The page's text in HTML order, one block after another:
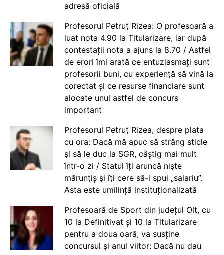
adresă oficială
Profesorul Petruț Rizea: O profesoară a
luat nota 4.90 la Titularizare, iar după
contestații nota a ajuns la 8.70 / Astfel
de erori îmi arată ce entuziasmați sunt
profesorii buni, cu experiență să vină la
corectat și ce resurse financiare sunt
alocate unui astfel de concurs
important
Profesorul Petruț Rizea, despre plata
cu ora: Dacă mă apuc să strâng sticle
și să le duc la SGR, câștig mai mult
într-o zi / Statul îți aruncă niște
mărunțiș și îți cere să-i spui „salariu”.
Asta este umilință instituționalizată
Profesoară de Sport din județul Olt, cu
10 la Definitivat și 10 la Titularizare
pentru a doua oară, va susține
concursul și anul viitor: Dacă nu dau